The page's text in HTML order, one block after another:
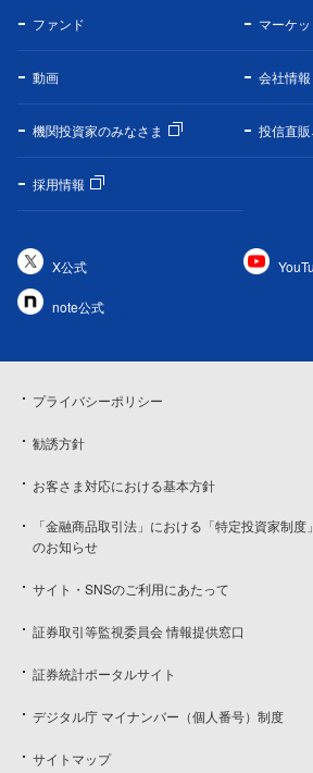
ファンド マーケッ
動画 会社情報
機関投資家のみなさま 投信直販
採用情報
X公式
note公式
プライバシーポリシー
勧誘方針
お客さま対応における基本方針
「金融商品取引法」における「特定投資家制
のお知らせ
サイト・SNSのご利用にあたって
証券取引等監視委員会 情報提供窓口
証券統計ポータルサイト
デジタル庁 マイナンバー（個人番号）制度
サイトマップ